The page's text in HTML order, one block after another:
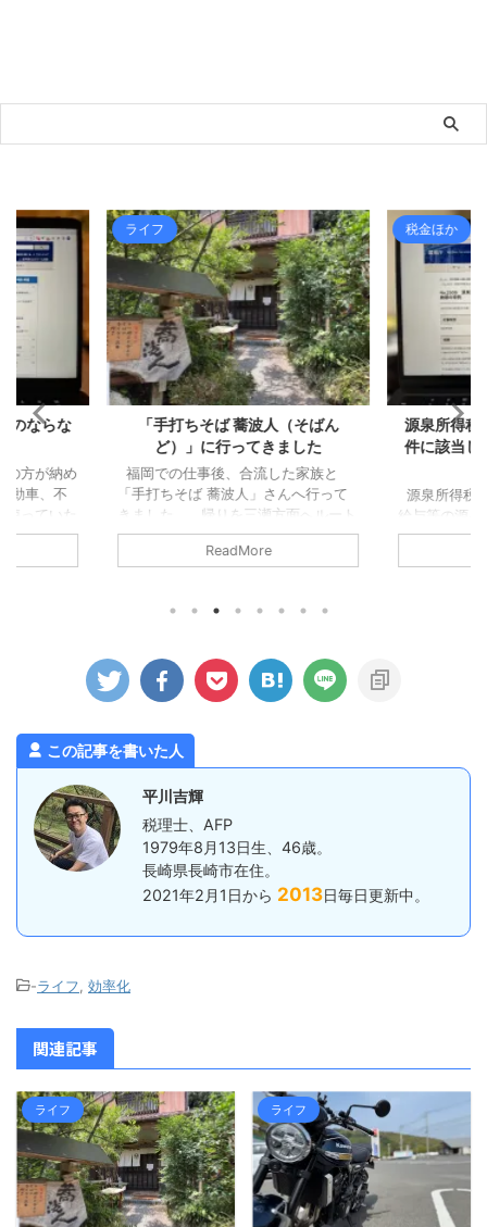
そばん
家族と
へ行って
へルート
ろうという
税金ほか
源泉所得税の「納期の特例」の要
件に該当しなくなった場合の手続
き
源泉所得税の「納期の特例」 通常、
給与等の源泉所得税（従業員から預か
った所得税）は、預かった翌月10日ま
でに納付するのが原則となっていま
ら、基本的には毎月10日までに納めな
だ、一定の条件を満たす事業所は、毎
月ではなく半年に1回の納付でいいで
すよ。というのが、いわゆる源泉所得
は、1月から6月までに預かった所得税
を7月10日まで、7月から12月までに
ReadMore
税金ほか
個人事業
た
棄した場合
から登録し
必要となり
この記事を書いた人
平川吉輝
税理士、AFP
1979年8月13日生、46歳。
長崎県長崎市在住。
2021年2月1日から 2013日毎日更新中。
-ライフ, 効率化
関連記事
ライフ ライフ